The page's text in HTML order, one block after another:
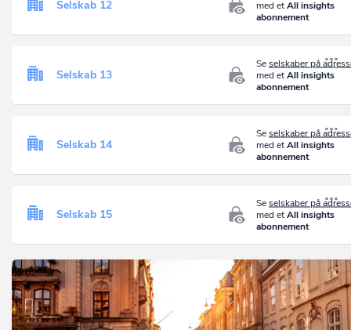
med etAll insights
abonnement
Selskab 12
Seselskaber på
med etAll insights
abonnement
Selskab 13
Seselskaber på
med etAll insights
abonnement
Selskab 14
Seselskaber på
med etAll insights
abonnement
Selskab 15